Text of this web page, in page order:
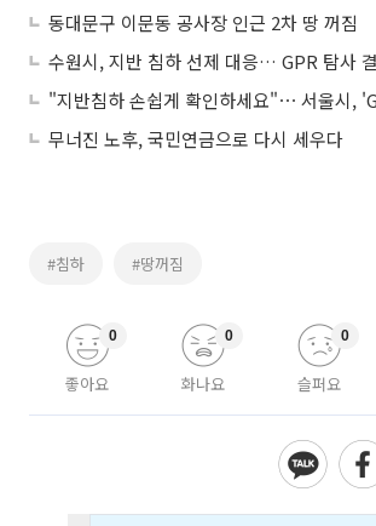
동대문구 이문동 공사장 인근 2차 땅 꺼짐
수원시, 지반 침하 선제 대응… GPR 탐사
무너진 노후, 국민연금으로 다시 세우다
#침하 #땅꺼짐
좋아요
0
화나요
0
슬퍼요
0